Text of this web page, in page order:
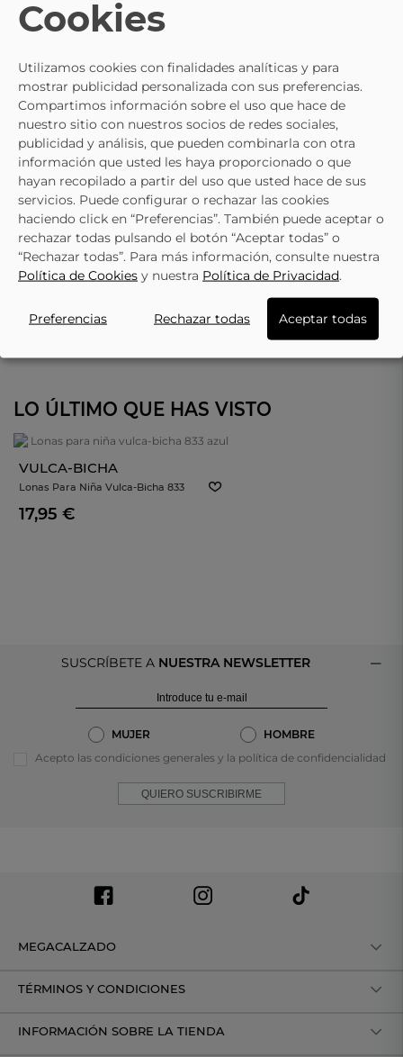
Con Velcro En Color Beige Para Niña
23,95 €
LO ÚLTIMO QUE HAS VISTO
VULCA-BICHA
Lonas Para Niña Vulca-Bicha 833
Azul
17,95 €
SUSCRÍBETE A NUESTRA NEWSLETTER
MUJER
HOMBRE
Acepto las condiciones generales y la política de confidencialidad
QUIERO SUSCRIBIRME
MEGACALZADO
TÉRMINOS Y CONDICIONES
INFORMACIÓN SOBRE LA TIENDA
Cookies
Utilizamos cookies con finalidades analíticas y para
mostrar publicidad personalizada con sus preferencias.
Compartimos información sobre el uso que hace de
nuestro sitio con nuestros socios de redes sociales,
publicidad y análisis, que pueden combinarla con otra
información que usted les haya proporcionado o que
hayan recopilado a partir del uso que usted hace de sus
servicios. Puede configurar o rechazar las cookies
haciendo click en “Preferencias”. También puede aceptar o
rechazar todas pulsando el botón “Aceptar todas” o
“Rechazar todas”. Para más información, consulte nuestra
Política de Cookies y nuestra Política de Privacidad.
Preferencias Rechazar todas Aceptar todas